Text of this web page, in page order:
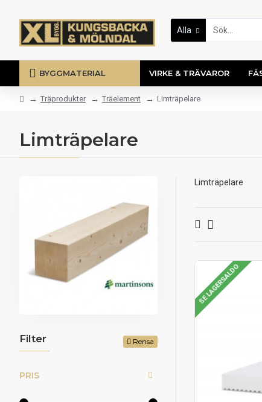
Alla
BYGGMATERIAL VIRKE & TRÄVAROR
Träprodukter Träelement Limträpelare
Limträpelare
Filter Rensa
PRIS
Limträpelare
SE LAGERSALDO